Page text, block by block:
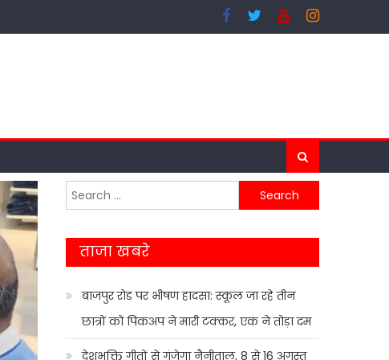
Search
for:
ताजा खबरे
बाजपुर रोड पर भीषण हादसा: स्कूल जा रहे तीन
छात्रों को पिकअप ने मारी टक्कर, एक ने तोड़ा दम
देशभक्ति गीतों से गूंजेगा नैनीताल, 8 से 16 अगस्त